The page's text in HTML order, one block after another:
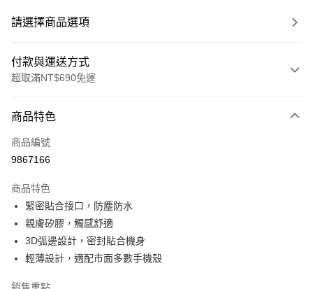
請選擇商品選項
付款與運送方式
超取滿NT$690免運
信用卡一次付款
超商取貨付款
Apple Pay
街口支付
悠遊付
ATM付款
商品特色
商品編號
9867166
商品特色
緊密貼合接口，防塵防水
親膚矽膠，觸感舒適
3D弧邊設計，密封貼合機身
輕薄設計，適配市面多數手機殼